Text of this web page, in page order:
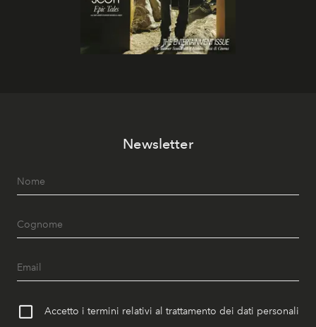
Newsletter
Accetto i termini relativi al trattamento dei dati personali